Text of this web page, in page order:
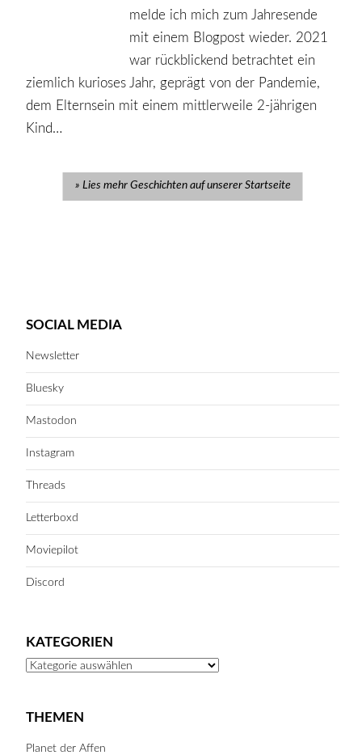
melde ich mich zum Jahresende
mit einem Blogpost wieder. 2021
war rückblickend betrachtet ein
ziemlich kurioses Jahr, geprägt von der Pandemie,
dem Elternsein mit einem mittlerweile 2-jährigen
Kind…
Lies mehr Geschichten auf unserer Startseite
SOCIAL MEDIA
Newsletter
Bluesky
Mastodon
Instagram
Threads
Letterboxd
Moviepilot
Discord
KATEGORIEN
Kategorien
THEMEN
Planet der Affen